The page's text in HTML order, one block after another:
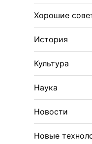
Хорошие
История
Культура
Наука
Новости
Новые